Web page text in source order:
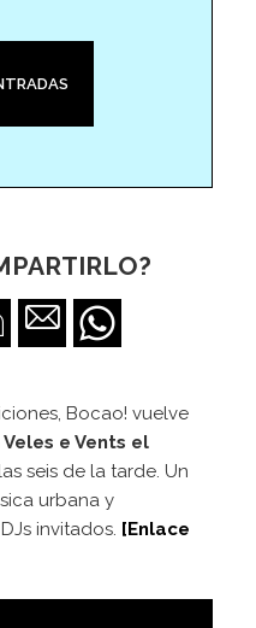
Bocao! vuelve
Veles e Vents el
seis de la tarde. Un
urbana y
invitados. [Enlace